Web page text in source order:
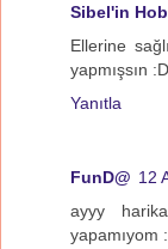
Sibel'in
Ellerine
yapmışsın :D
Yanıtla
FunD@ 12
ayyy
yapamıyom